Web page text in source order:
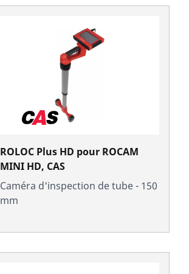
ROLOC Plus HD pour ROCAM
MINI HD, CAS
Caméra d'inspection de tube - 150
mm